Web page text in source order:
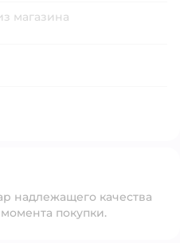
магазина
надлежащего качества
покупки.